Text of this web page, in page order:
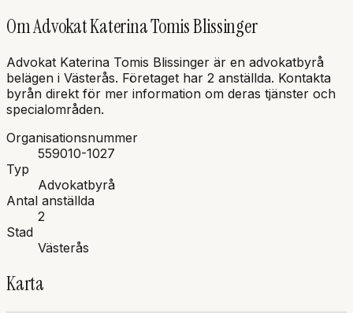
OmAdvokat Katerina Tomis Blissinger
Advokat Katerina Tomis Blissinger är en advokatbyrå
belägen i Västerås. Företaget har 2 anställda. Kontakta
byrån direkt för mer information om deras tjänster och
specialområden.
Organisationsnummer
559010-1027
Typ
Advokatbyrå
Antal anställda
2
Stad
Västerås
Karta